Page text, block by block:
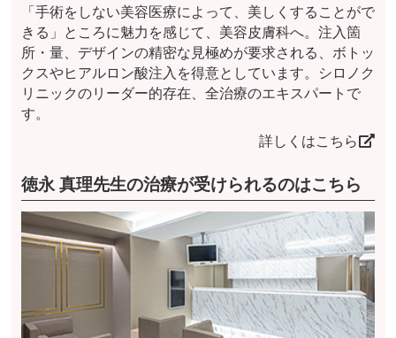
「手術をしない美容医療によって、美しくすることがで
きる」ところに魅力を感じて、美容皮膚科へ。注入箇
所・量、デザインの精密な見極めが要求される、ボトッ
クスやヒアルロン酸注入を得意としています。シロノク
リニックのリーダー的存在、全治療のエキスパートで
す。
詳しくはこちら
徳永 真理先生の治療が受けられるのはこちら